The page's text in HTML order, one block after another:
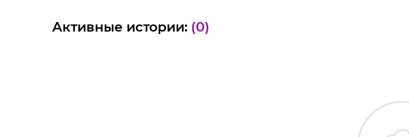
Активные истории: (0)